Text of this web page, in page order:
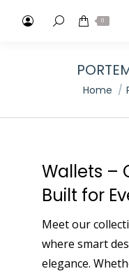
Search: 0
Je bent
Home
Wallets –
Built for
Meet our
where smart
elegance.